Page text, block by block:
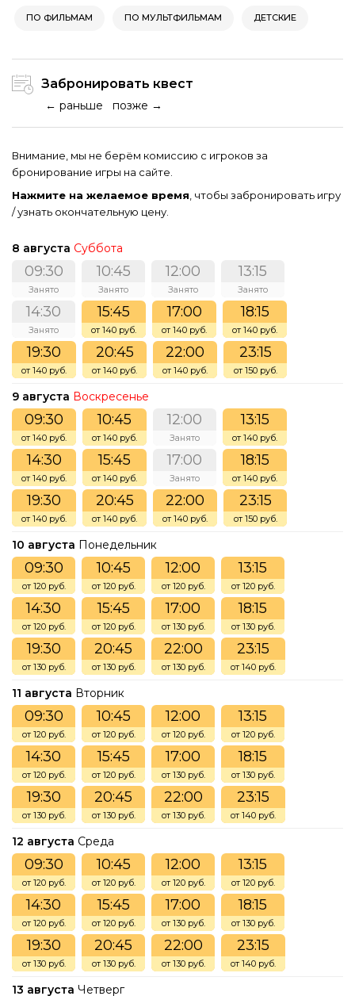
ПО ФИЛЬМАМ ПО МУЛЬТФИЛЬМАМ ДЕТСКИЕ
Забронировать квест
← раньше позже →
Внимание, мы не берём комиссию с игроков за
бронирование игры на сайте.
Нажмите на желаемое время , чтобы забронировать игру
/ узнать окончательную цену.
8 августа Суббота
09:30
Занято
10:45
Занято
12:00
Занято
13:15
Занято
14:30
Занято
15:45
от 140 руб.
17:00
от 140 руб.
18:15
от 140 руб.
19:30
от 140 руб.
20:45
от 140 руб.
22:00
от 140 руб.
23:15
от 150 руб.
9 августа Воскресенье
09:30
от 140 руб.
10:45
от 140 руб.
12:00
Занято
13:15
от 140 руб.
14:30
от 140 руб.
15:45
от 140 руб.
17:00
Занято
18:15
от 140 руб.
19:30
от 140 руб.
20:45
от 140 руб.
22:00
от 140 руб.
23:15
от 150 руб.
10 августа Понедельник
09:30
от 120 руб.
10:45
от 120 руб.
12:00
от 120 руб.
13:15
от 120 руб.
14:30
от 120 руб.
15:45
от 120 руб.
17:00
от 130 руб.
18:15
от 130 руб.
19:30
от 130 руб.
20:45
от 130 руб.
22:00
от 130 руб.
23:15
от 140 руб.
11 августа Вторник
09:30
от 120 руб.
10:45
от 120 руб.
12:00
от 120 руб.
13:15
от 120 руб.
14:30
от 120 руб.
15:45
от 120 руб.
17:00
от 130 руб.
18:15
от 130 руб.
19:30
от 130 руб.
20:45
от 130 руб.
22:00
от 130 руб.
23:15
от 140 руб.
12 августа Среда
09:30
от 120 руб.
10:45
от 120 руб.
12:00
от 120 руб.
13:15
от 120 руб.
14:30
от 120 руб.
15:45
от 120 руб.
17:00
от 130 руб.
18:15
от 130 руб.
19:30
от 130 руб.
20:45
от 130 руб.
22:00
от 130 руб.
23:15
от 140 руб.
13 августа Четверг